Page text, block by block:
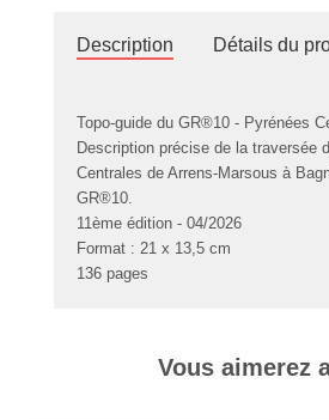
Description Détails du
Topo-guide du GR®10 - Pyrénées
Description précise de la traversée
Centrales de Arrens-Marsous à
GR®10.
11ème édition - 04/2026
Format : 21 x 13,5 cm
136 pages
Vous aimerez